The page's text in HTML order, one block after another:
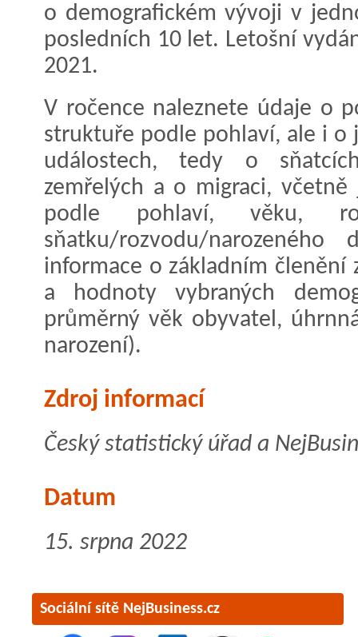
o demografickém vývoji v
posledních 10 let. Letošní
2021.
V ročence naleznete údaje o
struktuře podle pohlaví, ale i o
událostech, tedy o
zemřelých a o migraci,
podle pohlaví, věku,
sňatku/rozvodu/
informace o základním
a hodnoty vybraných
průměrný věk obyvatel,
narození).
Zdroj informací
Český statistický úřad a
Datum
15. srpna 2022
Sociální sítě NejBusiness.cz